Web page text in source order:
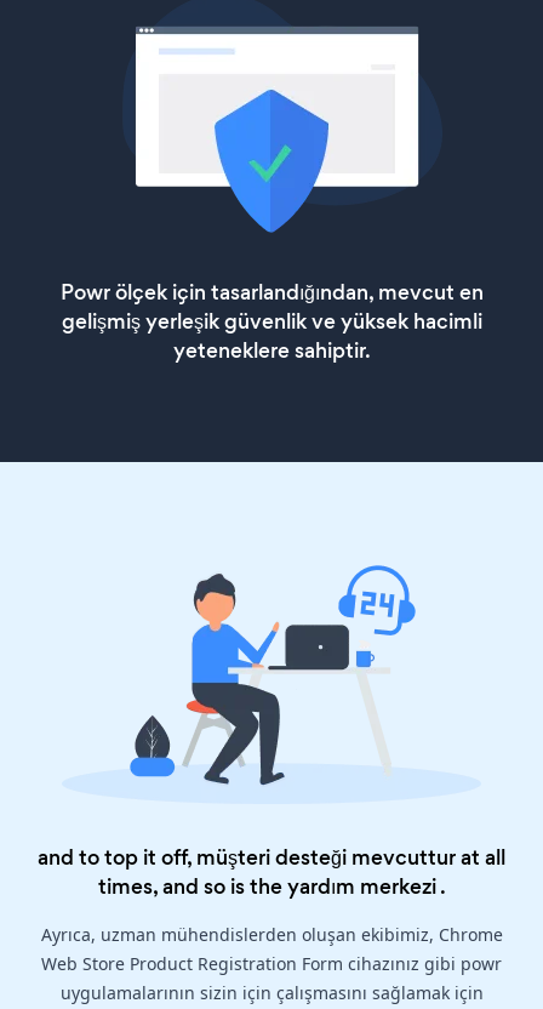
Powr ölçek için tasarlandığından, mevcut en
gelişmiş yerleşik güvenlik ve yüksek hacimli
yeteneklere sahiptir.
and to top it off, müşteri desteği mevcuttur at all
times, and so is theyardım merkezi.
Ayrıca, uzman mühendislerden oluşan ekibimiz, Chrome
Web Store Product Registration Form cihazınız gibi powr
uygulamalarının sizin için çalışmasını sağlamak için